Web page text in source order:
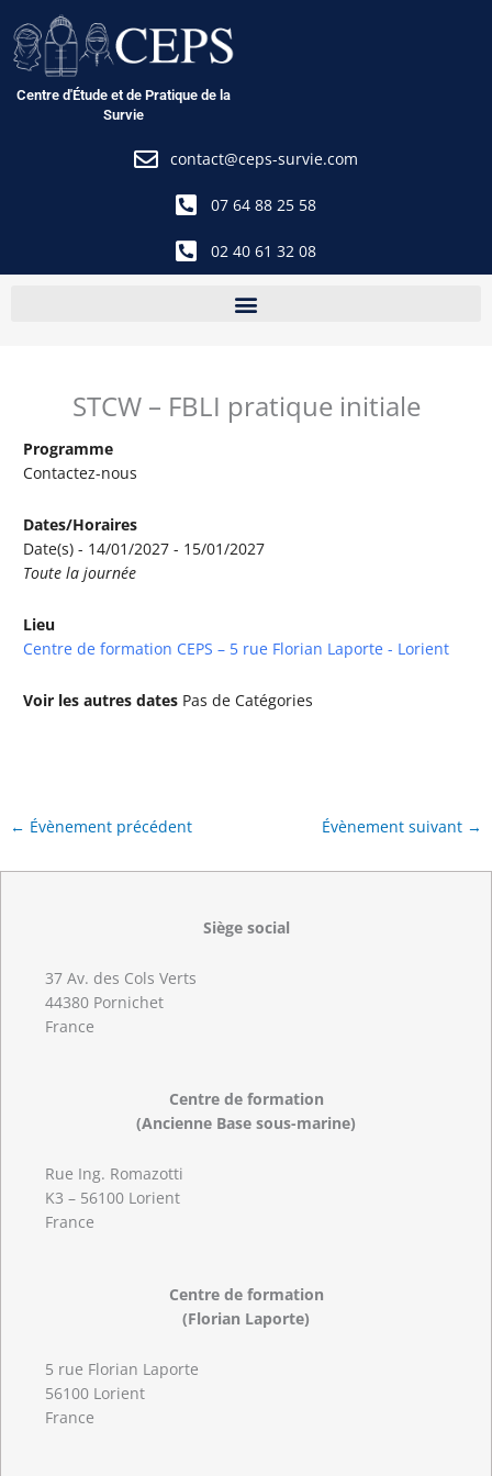
au
contenu
Centre d'Étude et de Pratique de la
Survie
contact@ceps-survie.com
07 64 88 25 58
02 40 61 32 08
STCW – FBLI pratique initiale
Programme
Contactez-nous
Dates/Horaires
Date(s) - 14/01/2027 - 15/01/2027
Toute la journée
Lieu
Centre de formation CEPS – 5 rue Florian Laporte - Lorient
Voir les autres dates Pas de Catégories
← Évènement précédent Évènement suivant →
Siège social
37 Av. des Cols Verts
44380 Pornichet
France
Centre de formation
(Ancienne Base sous-marine)
Rue Ing. Romazotti
K3 – 56100 Lorient
France
Centre de formation
(Florian Laporte)
5 rue Florian Laporte
56100 Lorient
France